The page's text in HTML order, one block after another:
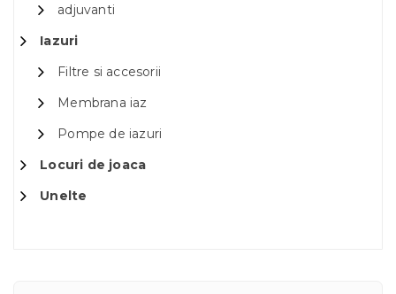
adjuvanti
Iazuri
Filtre si accesorii
Membrana iaz
Pompe de iazuri
Locuri de joaca
Unelte